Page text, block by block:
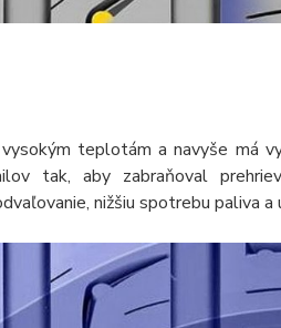
teplotám a navyše má
tak, aby zabraňoval
nižšiu spotrebu paliva a